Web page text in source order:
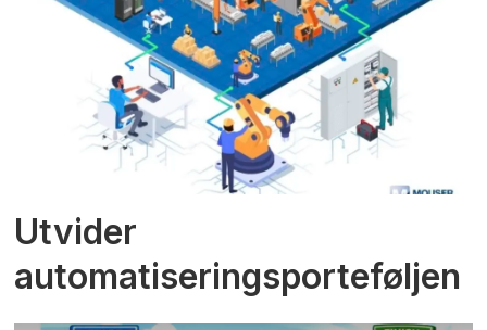
Utvider
automatiseringsporteføljen